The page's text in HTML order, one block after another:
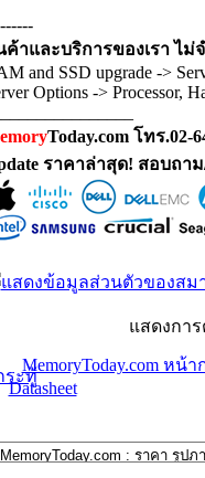
ค้าและบริการของเรา ไ
and SSD upgrade ->
Options -> Processor,
Today.com โทร.02-
ราคาล่าสุด! สอบถา
แสดงกา
MemoryToday.com หน้
Datasheet